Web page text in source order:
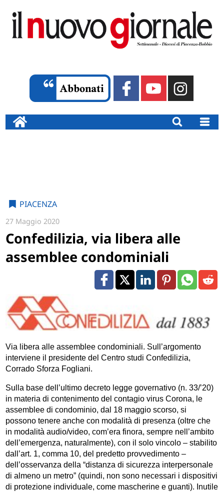
PIACENZA
27 Maggio 2020
Confedilizia, via libera alle
assemblee condominiali
Via libera alle assemblee condominiali. Sull’argomento
interviene il presidente del Centro studi Confedilizia,
Corrado Sforza Fogliani.
Sulla base dell’ultimo decreto legge governativo (n. 33/’20)
in materia di contenimento del contagio virus Corona, le
assemblee di condominio, dal 18 maggio scorso, si
possono tenere anche con modalità di presenza (oltre che
in modalità audio/video, com’era finora, sempre nell’ambito
dell’emergenza, naturalmente), con il solo vincolo – stabilito
dall’art. 1, comma 10, del predetto provvedimento –
dell’osservanza della “distanza di sicurezza interpersonale
di almeno un metro” (quindi, non sono necessari i dispositivi
di protezione individuale, come mascherine e guanti). Inutile